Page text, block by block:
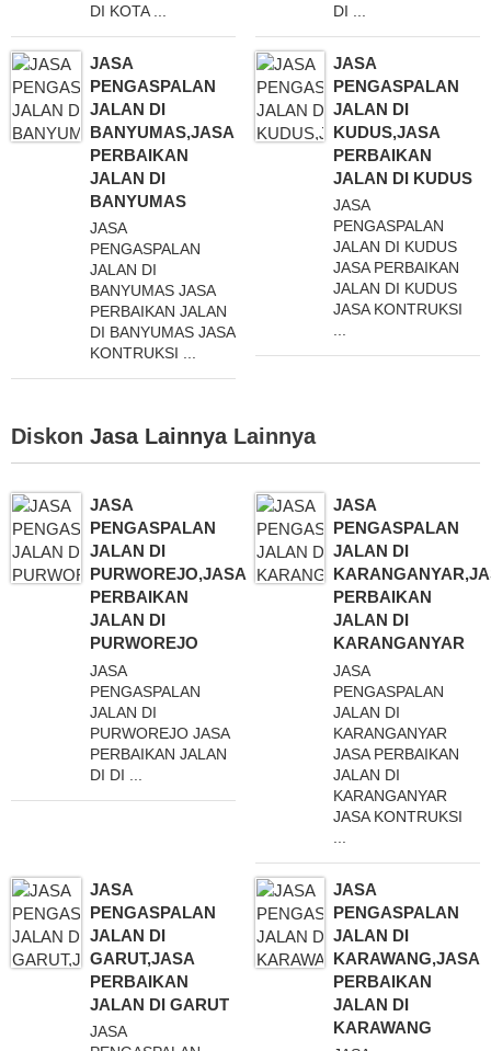
DI KOTA ...
DI ...
JASA
PENGASPALAN
JALAN DI
BANYUMAS,JASA
PERBAIKAN
JALAN DI
BANYUMAS
JASA
PENGASPALAN
JALAN DI
BANYUMAS JASA
PERBAIKAN JALAN
DI BANYUMAS JASA
KONTRUKSI ...
JASA
PENGASPALAN
JALAN DI
KUDUS,JASA
PERBAIKAN
JALAN DI KUDUS
JASA
PENGASPALAN
JALAN DI KUDUS
JASA PERBAIKAN
JALAN DI KUDUS
JASA KONTRUKSI
...
Diskon Jasa LainnyaLainnya
JASA
PENGASPALAN
JALAN DI
PURWOREJO,JASA
PERBAIKAN
JALAN DI
PURWOREJO
JASA
PENGASPALAN
JALAN DI
PURWOREJO JASA
PERBAIKAN JALAN
DI DI ...
JASA
PENGASPALAN
JALAN DI
PERBAIKAN
JALAN DI
KARANGANYAR
JASA
PENGASPALAN
JALAN DI
KARANGANYAR
JASA PERBAIKAN
JALAN DI
KARANGANYAR
JASA KONTRUKSI
JASA
PENGASPALAN
JALAN DI
GARUT,JASA
PERBAIKAN
JALAN DI GARUT
JASA
JASA
PENGASPALAN
JALAN DI
KARAWANG,JASA
PERBAIKAN
JALAN DI
KARAWANG